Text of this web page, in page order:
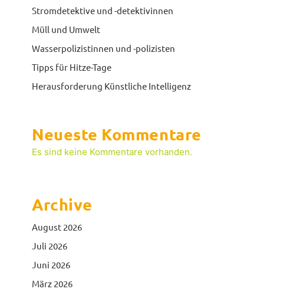
Stromdetektive und -detektivinnen
Müll und Umwelt
Wasserpolizistinnen und -polizisten
Tipps für Hitze-Tage
Herausforderung Künstliche Intelligenz
Neueste Kommentare
Es sind keine Kommentare vorhanden.
Archive
August 2026
Juli 2026
Juni 2026
März 2026